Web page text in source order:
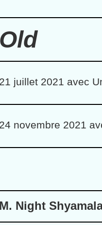
Old
21 juillet 2021 avec
24 novembre 2021
M. Night